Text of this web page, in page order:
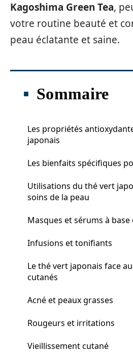
Kagoshima Green Tea,
votre routine beauté et
peau éclatante et saine.
Sommaire
Les propriétés
japonais
Les bienfaits spécifiques
Utilisations du thé vert
soins de la peau
Masques et sérums à
Infusions et tonifiants
Le thé vert japonais face
cutanés
Acné et peaux grasses
Rougeurs et irritations
Vieillissement cutané